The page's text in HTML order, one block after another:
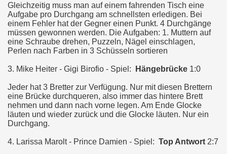
Gleichzeitig muss man auf einem fahrenden Tisch eine
Aufgabe pro Durchgang am schnellsten erledigen. Bei
einem Fehler hat der Gegner einen Punkt. 4 Durchgänge
müssen gewonnen werden. Die Aufgaben: 1. Muttern auf
eine Schraube drehen, Puzzeln, Nägel einschlagen,
Perlen nach Farben in 3 Schüsseln sortieren
3. Mike Heiter - Gigi Birofio - Spiel: Hängebrücke 1:0
Jeder hat 3 Bretter zur Verfügung. Nur mit diesen Brettern
eine Brücke durchqueren, also immer das hintere Brett
nehmen und dann nach vorne legen. Am Ende Glocke
läuten und wieder zurück und die Glocke läuten. Nur ein
Durchgang.
4. Larissa Marolt - Prince Damien - Spiel: Top Antwort 2:7